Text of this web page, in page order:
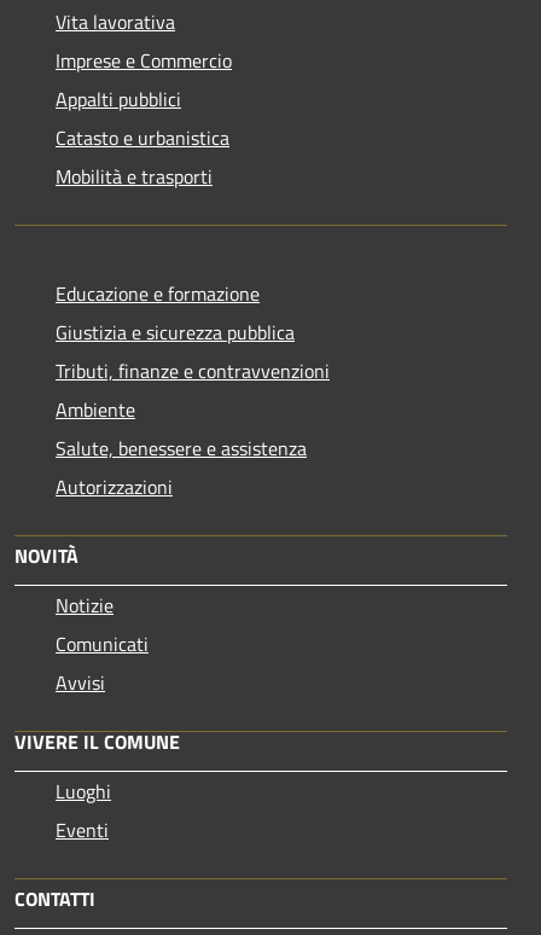
Vita lavorativa
Imprese e Commercio
Appalti pubblici
Catasto e urbanistica
Mobilità e trasporti
Educazione e formazione
Giustizia e sicurezza pubblica
Tributi, finanze e contravvenzioni
Ambiente
Salute, benessere e assistenza
Autorizzazioni
NOVITÀ
Notizie
Comunicati
Avvisi
VIVERE IL COMUNE
Luoghi
Eventi
CONTATTI